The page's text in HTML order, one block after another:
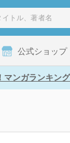
公式ショップ
マンガランキング